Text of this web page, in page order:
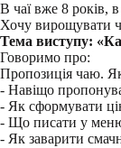
В чаї вже 8 років,
Хочу вирощувати
Тема виступу:
Говоримо про:
Пропозиція чаю.
- Навіщо
- Як сформувати
- Що писати у
- Як заварити